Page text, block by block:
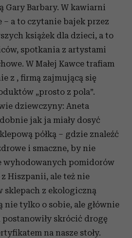
Gary Barbary. W kawiarni
– a to czytanie bajek przez
książek dla dzieci, a to
spotkania z artystami
W Małej Kawce trafiam
z , firmą zajmującą się
„prosto z pola”.
dziewczyny: Aneta
jak ja miały dosyć
półką – gdzie znaleźć
i smaczne, by nie
wyhodowanych pomidorów
Hiszpanii, ale też nie
sklepach z ekologiczną
nie tylko o sobie, ale głównie
skrócić drogę
na nasze stoły.